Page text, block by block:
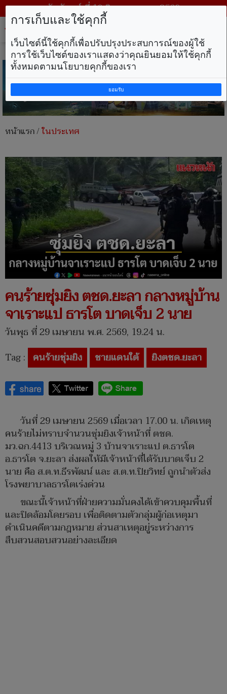
วันจันทร์ ที่ 10 สิงหาคม พ.ศ. 2569
หน้าแรก/ในประเทศ
คนร้ายซุ่มยิง ตชด.ยะลา กลางหมู่บ้าน
จาเราะแป ธารโต บาดเจ็บ 2 นาย
วันพุธ ที่ 29 เมษายน พ.ศ. 2569, 19.24 น.
Tag : คนร้ายซุ่มยิง ชายแดนใต้ ยิงตชด.ยะลา
วันที่ 29 เมษายน 2569 เมื่อเวลา 17.00 น. เกิดเหตุ
คนร้ายไม่ทราบจำนวนซุ่มยิงเจ้าหน้าที่ ตชด.
มว.ฉก.4413 บริเวณหมู่ 3 บ้านจาเราะแป ต.ธารโต
อ.ธารโต จ.ยะลา ส่งผลให้มีเจ้าหน้าที่ได้รับบาดเจ็บ 2
นาย คือ ส.ต.ท.ธีรพัฒน์ และ ส.ต.ท.ปิยวิทย์ ถูกนำตัวส่ง
โรงพยาบาลธารโตเร่งด่วน
ขณะนี้เจ้าหน้าที่ฝ่ายความมั่นคงได้เข้าควบคุมพื้นที่
และปิดล้อมโดยรอบ เพื่อติดตามตัวกลุ่มผู้ก่อเหตุมา
ดำเนินคดีตามกฎหมาย ส่วนสาเหตุอยู่ระหว่างการ
สืบสวนสอบสวนอย่างละเอียด
การเก็บและใช้คุกกี้
เว็บไซต์นี้ใช้คุกกี้เพื่อปรับปรุงประสบการณ์ของผู้ใช้
การใช้เว็บไซต์ของเราแสดงว่าคุณยินยอมให้ใช้คุกกี้
ทั้งหมดตามนโยบายคุกกี้ของเรา
ยอมรับ